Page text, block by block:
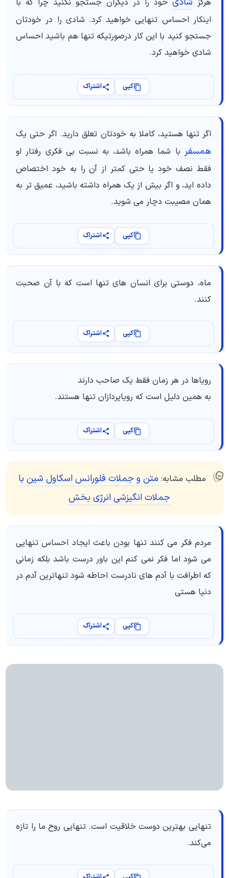
هرگز
خود را در دیگران جستجو نکنید چرا که با
اینکار احساس تنهایی خواهید کرد. شادی را در خودتان
جستجو کنید با این کار درصورتیکه تنها هم باشید احساس
شادی خواهید کرد.
کپی اشتراک
اگر تنها هستید، کاملا به خودتان تعلق دارید. اگر حتی یک
همسفر با شما همراه باشد، به نسبت بی فکری رفتار او
فقط نصف خود یا حتی کمتر از آن را به خود اختصاص
داده اید، و اگر بیش از یک همراه داشته باشید، عمیق تر به
همان مصیبت دچار می شوید.
کپی اشتراک
ماه، دوستی برای انسان های تنها است که با آن صحبت
کنند.
کپی اشتراک
رویاها در هر زمان فقط یک صاحب دارند
به همین دلیل است که رویاپردازان تنها هستند.
کپی اشتراک
مطلب مشابه: متن و جملات فلورانس اسکاول شین با
جملات انگیزشی انرژی بخش
مردم فکر می کنند تنها بودن باعث ایجاد احساس تنهایی
می شود اما فکر نمی کنم این باور درست باشد بلکه زمانی
که اطرافت با آدم های نادرست احاطه شود تنهاترین آدم در
دنیا هستی
کپی اشتراک
تنهایی بهترین دوست خلاقیت است. تنهایی روح ما را تازه
می‌کند.